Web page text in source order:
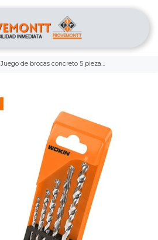
Juego de brocas concreto 5 piezas wokin